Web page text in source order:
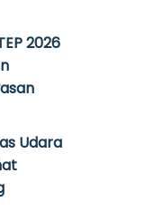
2026
Udara